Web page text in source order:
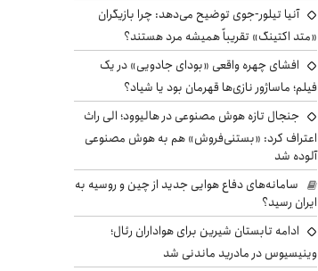
آنیا تیلور-جوی توضیح می‌دهد: چرا بازیگران
«متد اکتینگ» تقریباً همیشه مرد هستند؟
افشای چهره واقعی «بودای جادویی» در یک
فیلم؛ ماساژور نازی‌ها قهرمان بود یا شیاد؟
جنجال تازه هوش مصنوعی در هالیوود؛ الی راث
اعتراف کرد: «بستنی‌فروش» هم به هوش مصنوعی
آلوده شد
سامانه‌های دفاع هوایی جدید از چین و روسیه به
ایران رسید؟
ادامه تابستان شیرین برای هواداران رئال؛
وینیسیوس در مادرید ماندنی شد